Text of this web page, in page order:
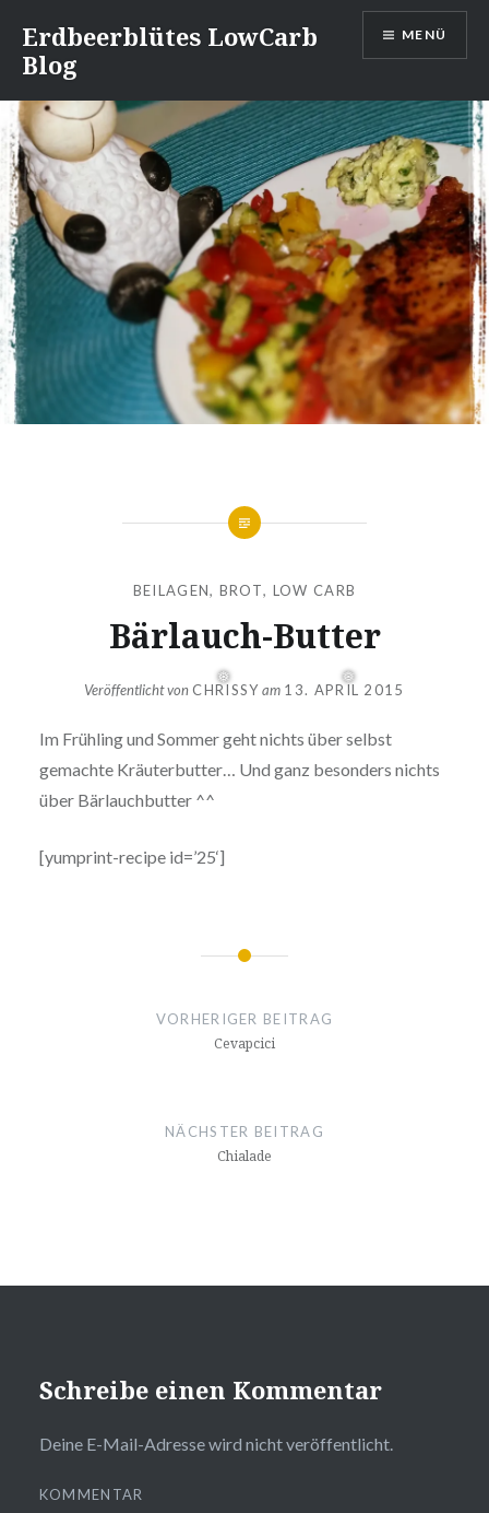
zum
Inhalt
Erdbeerblütes LowCarb
Blog
MENÜ
BEILAGEN, BROT, LOW CARB
Bärlauch-Butter
Veröffentlicht von CHRISSYam 13. APRIL 2015
Im Frühling und Sommer geht nichts über selbst
gemachte Kräuterbutter… Und ganz besonders nichts
über Bärlauchbutter ^^
[yumprint-recipe id=’25‘]
Beitragsnavigation
VORHERIGER BEITRAG
Cevapcici
NÄCHSTER BEITRAG
Chialade
Schreibe einen Kommentar
Deine E-Mail-Adresse wird nicht veröffentlicht.
KOMMENTAR